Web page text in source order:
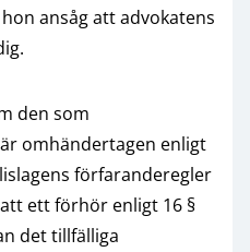
ansåg att advokatens
den som
omhändertagen enligt
förfaranderegler
ett förhör enligt 16 §
det tillfälliga